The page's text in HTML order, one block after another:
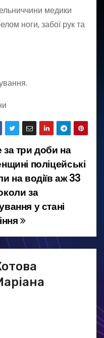
медики
ноги, забої рук та
три доби на
поліцейські
на водіїв аж 33
за
у стані